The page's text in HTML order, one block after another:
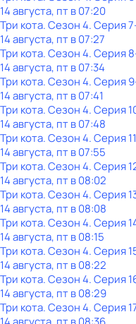
14 августа, пт в 07:20
Три кота. Сезон 4. Серия
14 августа, пт в 07:27
Три кота. Сезон 4. Серия
14 августа, пт в 07:34
Три кота. Сезон 4. Серия
14 августа, пт в 07:41
Три кота. Сезон 4. Серия
14 августа, пт в 07:48
Три кота. Сезон 4. Серия
14 августа, пт в 07:55
Три кота. Сезон 4. Серия
14 августа, пт в 08:02
Три кота. Сезон 4. Серия
14 августа, пт в 08:08
Три кота. Сезон 4. Серия
14 августа, пт в 08:15
Три кота. Сезон 4. Серия
14 августа, пт в 08:22
Три кота. Сезон 4. Серия
14 августа, пт в 08:29
Три кота. Сезон 4. Серия